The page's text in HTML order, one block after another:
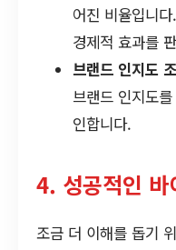
어진 비율입니
경제적 효과를
브랜드 인지도
브랜드 인지도
인합니다.
4. 성공적인 바
조금 더 이해를 돕기